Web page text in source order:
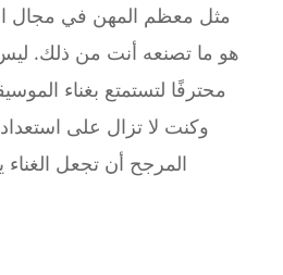
مثل معظم المهن في مجال
هو ما تصنعه أنت من ذلك.
محترفًا لتستمتع بغناء
وكنت لا تزال على استعداد
المرجح أن تجعل